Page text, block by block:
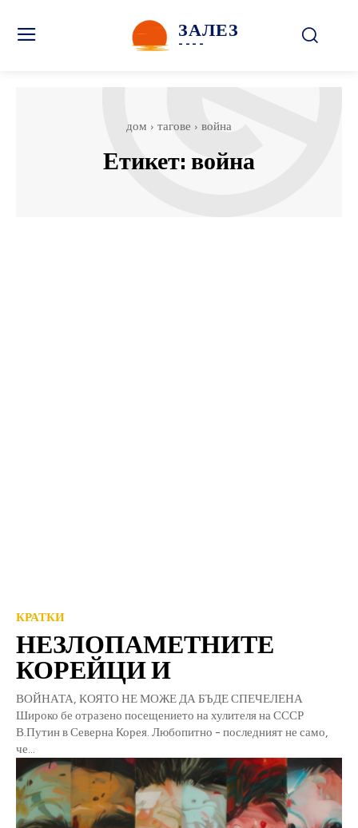
ЗАЛЕЗ
----
дом тагове война
Етикет: война
КРАТКИ
НЕЗЛОПАМЕТНИТЕ
КОРЕЙЦИ И
ВОЙНАТА, КОЯТО НЕ МОЖЕ ДА БЪДЕ СПЕЧЕЛЕНА
Широко бе отразено посещението на хулителя на СССР
В.Путин в Северна Корея. Любопитно - последният не само,
че...